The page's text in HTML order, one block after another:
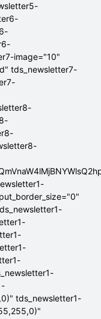
image="10"
tds_newsletter7-
tds_newsletter1-